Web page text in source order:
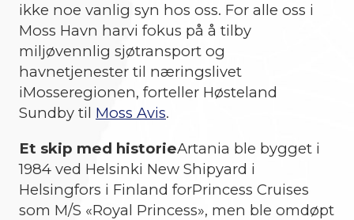
ikke noe vanlig syn hos oss. For alle oss i
Moss Havn harvi fokus på å tilby
miljøvennlig sjøtransport og
havnetjenester til næringslivet
iMosseregionen, forteller Høsteland
Sundby til Moss Avis.
Et skip med historieArtania ble bygget i
1984 ved Helsinki New Shipyard i
Helsingfors i Finland forPrincess Cruises
som M/S «Royal Princess», men ble omdøpt